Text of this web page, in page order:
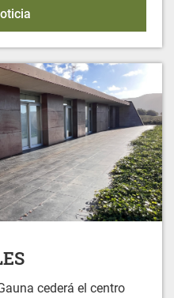
Bingo en Gereñu
cederá el centro